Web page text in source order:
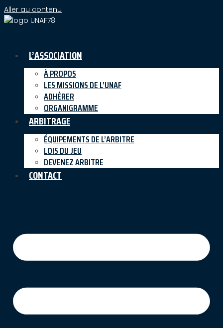
Aller au contenu
L’ASSOCIATION
À PROPOS
LES MISSIONS DE L’UNAF
ADHÉRER
ORGANIGRAMME
ARBITRAGE
ÉQUIPEMENTS DE L’ARBITRE
LOIS DU JEU
DEVENEZ ARBITRE
CONTACT